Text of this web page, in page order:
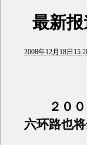
最新
2008年12月18日
２００
六环路也将